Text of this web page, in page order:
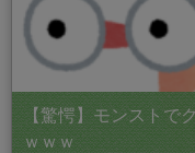
【驚愕】モンストで
ｗｗｗ